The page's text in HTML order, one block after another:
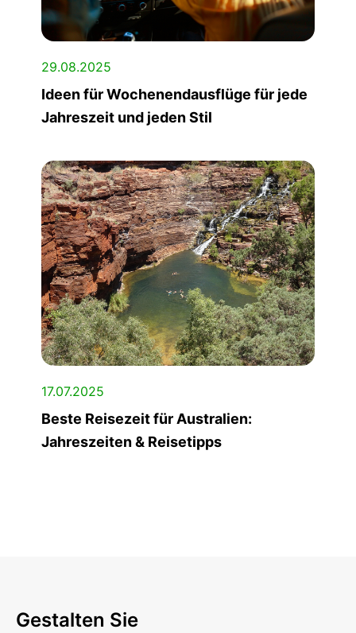
29.08.2025
Ideen für Wochenendausflüge für jede
Jahreszeit und jeden Stil
17.07.2025
Beste Reisezeit für Australien:
Jahreszeiten & Reisetipps
Gestalten Sie